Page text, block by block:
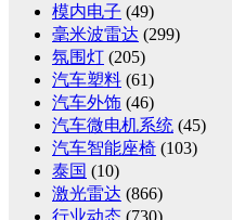
模内电子 (49)
毫米波雷达 (299)
氛围灯 (205)
汽车塑料 (61)
汽车外饰 (46)
汽车微电机系统 (45)
汽车智能座椅 (103)
泰国 (10)
激光雷达 (866)